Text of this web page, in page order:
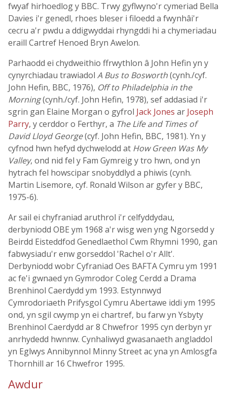
fwyaf hirhoedlog y BBC. Trwy gyflwyno'r cymeriad Bella
Davies i'r genedl, rhoes bleser i filoedd a fwynhâi'r
cecru a'r pwdu a ddigwyddai rhyngddi hi a chymeriadau
eraill Cartref Henoed Bryn Awelon.
Parhaodd ei chydweithio ffrwythlon â John Hefin yn y
cynyrchiadau trawiadol A Bus to Bosworth(cynh./cyf.
John Hefin, BBC, 1976), Off to Philadelphia in the
Morning(cynh./cyf. John Hefin, 1978), sef addasiad i'r
sgrin gan Elaine Morgan o gyfrol Jack Jones ar Joseph
Parry, y cerddor o Ferthyr, a The Life and Times of
David Lloyd George(cyf. John Hefin, BBC, 1981). Yn y
cyfnod hwn hefyd dychwelodd at How Green Was My
Valley, ond nid fel y Fam Gymreig y tro hwn, ond yn
hytrach fel howscipar snobyddlyd a phiwis (cynh.
Martin Lisemore, cyf. Ronald Wilson ar gyfer y BBC,
1975-6).
Ar sail ei chyfraniad aruthrol i'r celfyddydau,
derbyniodd OBE ym 1968 a'r wisg wen yng Ngorsedd y
Beirdd Eisteddfod Genedlaethol Cwm Rhymni 1990, gan
fabwysiadu'r enw gorseddol 'Rachel o'r Allt'.
Derbyniodd wobr Cyfraniad Oes BAFTA Cymru ym 1991
ac fe'i gwnaed yn Gymrodor Coleg Cerdd a Drama
Brenhinol Caerdydd ym 1993. Estynnwyd
Cymrodoriaeth Prifysgol Cymru Abertawe iddi ym 1995
ond, yn sgil cwymp yn ei chartref, bu farw yn Ysbyty
Brenhinol Caerdydd ar 8 Chwefror 1995 cyn derbyn yr
anrhydedd hwnnw. Cynhaliwyd gwasanaeth angladdol
yn Eglwys Annibynnol Minny Street ac yna yn Amlosgfa
Thornhill ar 16 Chwefror 1995.
Awdur